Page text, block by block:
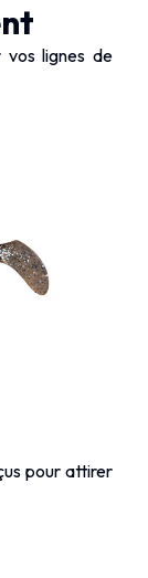
vos lignes de
pour attirer